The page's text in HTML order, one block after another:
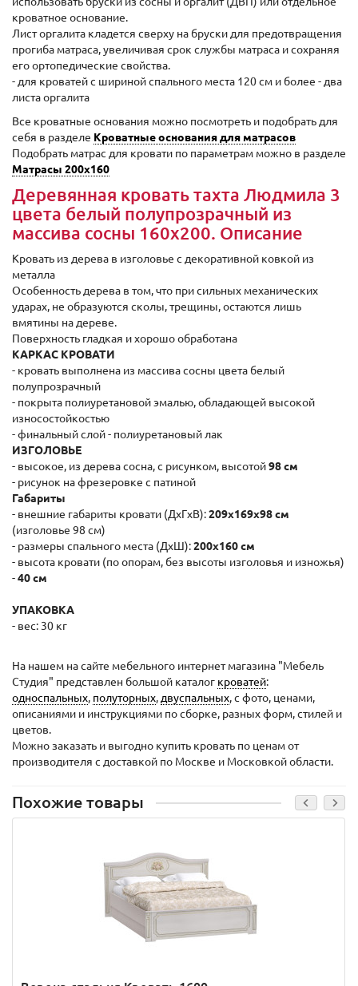
кроватное основание.
Лист оргалита кладется сверху на бруски для предотвращения
прогиба матраса, увеличивая срок службы матраса и сохраняя
его ортопедические свойства.
- для кроватей с шириной спального места 120 см и более - два
листа оргалита
Все кроватные основания можно посмотреть и подобрать для
себя в разделе Кроватные основания для матрасов
Подобрать матрас для кровати по параметрам можно в разделе
Матрасы 200x160
Деревянная кровать тахта Людмила 3
цвета белый полупрозрачный из
массива сосны 160x200. Описание
Кровать из дерева в изголовье с декоративной ковкой из
металла
Особенность дерева в том, что при сильных механических
ударах, не образуются сколы, трещины, остаются лишь
вмятины на дереве.
Поверхность гладкая и хорошо обработана
КАРКАС КРОВАТИ
- кровать выполнена из массива сосны цвета белый
полупрозрачный
- покрыта полиуретановой эмалью, обладающей высокой
износостойкостью
- финальный слой - полиуретановый лак
ИЗГОЛОВЬЕ
- высокое, из дерева сосна, с рисунком, высотой98 см
- рисунок на фрезеровке с патиной
Габариты
- внешние габариты кровати (ДхГxВ):209x169x98 cм
(изголовье 98 см)
- размеры спального места (ДхШ):200x160 см
- высота кровати (по опорам, без высоты изголовья и изножья)
-40 см
УПАКОВКА
- вес: 30 кг
На нашем на сайте мебельного интернет магазина "Мебель
Студия" представлен большой каталог кроватей:
односпальных, полуторных, двуспальных, с фото, ценами,
описаниями и инструкциями по сборке, разных форм, стилей и
цветов.
Можно заказать и выгодно купить кровать по ценам от
производителя с доставкой по Москве и Московкой области.
Похожие товары